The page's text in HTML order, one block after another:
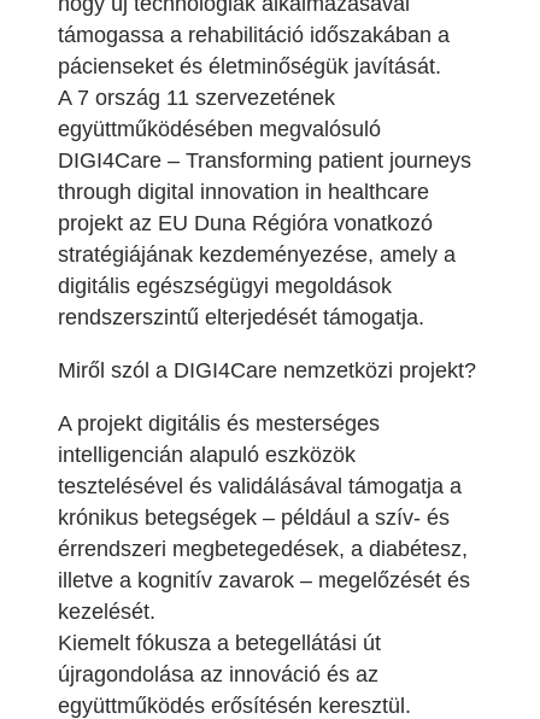
támogassa a rehabilitáció időszakában a
pácienseket és életminőségük javítását.
A 7 ország 11 szervezetének
együttműködésében megvalósuló
DIGI4Care – Transforming patient journeys
through digital innovation in healthcare
projekt az EU Duna Régióra vonatkozó
stratégiájának kezdeményezése, amely a
digitális egészségügyi megoldások
rendszerszintű elterjedését támogatja.
Miről szól a DIGI4Care nemzetközi projekt?
A projekt digitális és mesterséges
intelligencián alapuló eszközök
tesztelésével és validálásával támogatja a
krónikus betegségek – például a szív- és
érrendszeri megbetegedések, a diabétesz,
illetve a kognitív zavarok – megelőzését és
kezelését.
Kiemelt fókusza a betegellátási út
újragondolása az innováció és az
együttműködés erősítésén keresztül.